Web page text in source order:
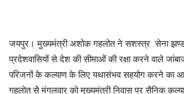
जयपुर। मुख्यमंत्री अशोक गहलोत ने सशस्त्र सेना
प्रदेशवासियों से देश की सीमाओं की रक्षा करने वाले
परिजनों के कल्याण के लिए यथासंभव सहयोग करने का
गहलोत सेे मंगलवार को मुख्यमंत्री निवास पर सैनिक